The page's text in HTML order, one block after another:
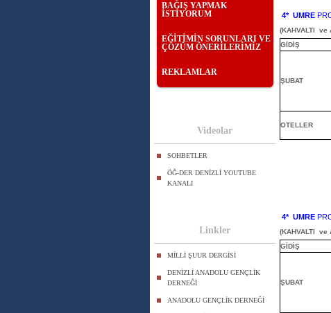
BAĞIŞ YAPMAK
İSTİYORUM
EĞİTİMİN SORUNLARI VE
ÇÖZÜM ÖNERİLERİMİZ
REKLAMLAR
Videolar
SOHBETLER
ÖĞ-DER DENİZLİ YOUTUBE
KANALI
Linkler
MİLLİ ŞUUR DERGİSİ
DENİZLİ ANADOLU GENÇLİK
DERNEĞİ
ANADOLU GENÇLİK DERNEĞİ
4* UMRE
(KAHVALTI
ve
GİDİŞ
ŞUBAT
OTELLER
4* UMRE
(KAHVALTI
ve
GİDİŞ
ŞUBAT